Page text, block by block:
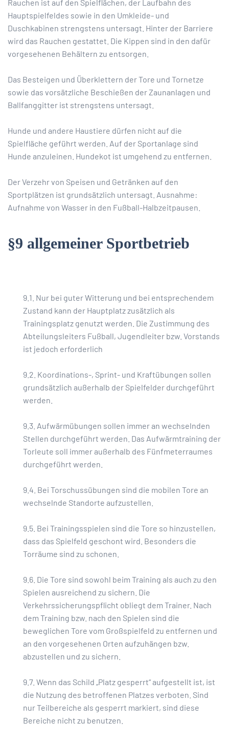
Rauchen ist auf den Spielflächen, der Laufbahn des
Hauptspielfeldes sowie in den Umkleide- und
Duschkabinen strengstens untersagt. Hinter der Barriere
wird das Rauchen gestattet. Die Kippen sind in den dafür
vorgesehenen Behältern zu entsorgen.
Das Besteigen und Überklettern der Tore und Tornetze
sowie das vorsätzliche Beschießen der Zaunanlagen und
Ballfanggitter ist strengstens untersagt.
Hunde und andere Haustiere dürfen nicht auf die
Spielfläche geführt werden. Auf der Sportanlage sind
Hunde anzuleinen. Hundekot ist umgehend zu entfernen.
Der Verzehr von Speisen und Getränken auf den
Sportplätzen ist grundsätzlich untersagt. Ausnahme:
Aufnahme von Wasser in den Fußball-Halbzeitpausen.
§9 allgemeiner Sportbetrieb
9.1. Nur bei guter Witterung und bei entsprechendem
Zustand kann der Hauptplatz zusätzlich als
Trainingsplatz genutzt werden. Die Zustimmung des
Abteilungsleiters Fußball, Jugendleiter bzw. Vorstands
ist jedoch erforderlich
9.2. Koordinations-, Sprint- und Kraftübungen sollen
grundsätzlich außerhalb der Spielfelder durchgeführt
werden.
9.3. Aufwärmübungen sollen immer an wechselnden
Stellen durchgeführt werden. Das Aufwärmtraining der
Torleute soll immer außerhalb des Fünfmeterraumes
durchgeführt werden.
9.4. Bei Torschussübungen sind die mobilen Tore an
wechselnde Standorte aufzustellen.
9.5. Bei Trainingsspielen sind die Tore so hinzustellen,
dass das Spielfeld geschont wird. Besonders die
Torräume sind zu schonen.
9.6. Die Tore sind sowohl beim Training als auch zu den
Spielen ausreichend zu sichern. Die
Verkehrssicherungspflicht obliegt dem Trainer. Nach
dem Training bzw. nach den Spielen sind die
beweglichen Tore vom Großspielfeld zu entfernen und
an den vorgesehenen Orten aufzuhängen bzw.
abzustellen und zu sichern.
9.7. Wenn das Schild „Platz gesperrt“ aufgestellt ist, ist
die Nutzung des betroffenen Platzes verboten. Sind
nur Teilbereiche als gesperrt markiert, sind diese
Bereiche nicht zu benutzen.